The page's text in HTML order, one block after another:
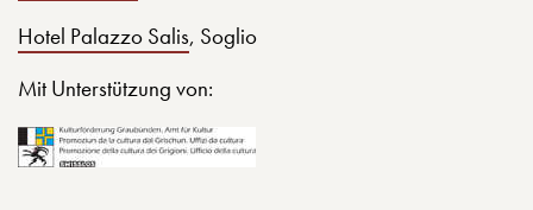
Hotel Palazzo Salis, Soglio
Mit Unterstützung von: